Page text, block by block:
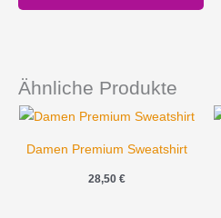
Ähnliche Produkte
Damen Premium Sweatshirt
28,50 €